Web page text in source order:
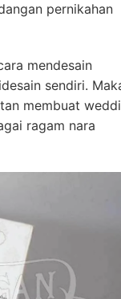
pernikahan
mendesain
sendiri.
membuat
ragam nara